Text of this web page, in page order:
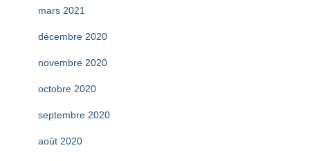
mars 2021
décembre 2020
novembre 2020
octobre 2020
septembre 2020
août 2020